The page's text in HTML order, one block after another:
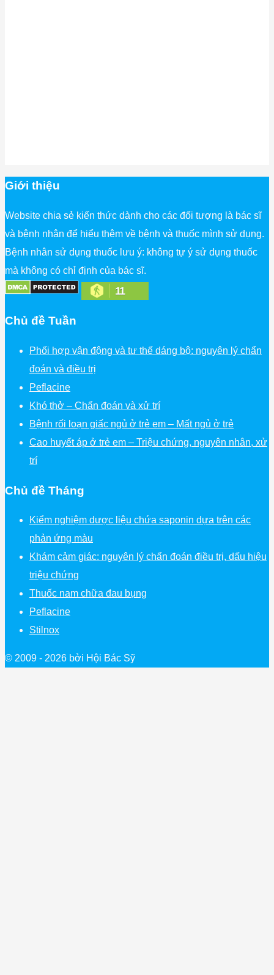
Giới thiệu
Website chia sẻ kiến thức dành cho các đối tượng là bác sĩ
và bệnh nhân để hiểu thêm về bệnh và thuốc mình sử dụng.
Bệnh nhân sử dụng thuốc lưu ý: không tự ý sử dụng thuốc
mà không có chỉ định của bác sĩ.
11
Chủ đề Tuần
Phối hợp vận động và tư thế dáng bộ: nguyên lý chẩn
đoán và điều trị
Peflacine
Khó thở – Chẩn đoán và xử trí
Bệnh rối loạn giấc ngủ ở trẻ em – Mất ngủ ở trẻ
Cao huyết áp ở trẻ em – Triệu chứng, nguyên nhân, xử
trí
Chủ đề Tháng
Kiểm nghiệm dược liệu chứa saponin dựa trên các
phản ứng màu
Khám cảm giác: nguyên lý chẩn đoán điều trị, dấu hiệu
triệu chứng
Thuốc nam chữa đau bụng
Peflacine
Stilnox
© 2009 - 2026 bởi Hội Bác Sỹ